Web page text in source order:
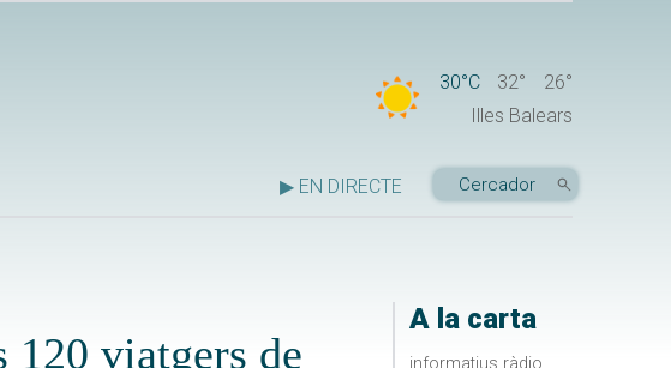
30°C 32°
26°
Illes Balears
▶ EN DIRECTE
A la carta
informatius ràdio
120 viatgers de